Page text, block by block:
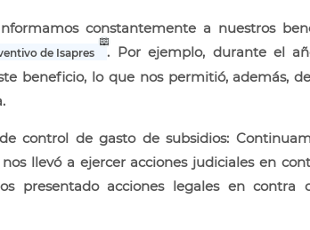
constantemente a nuestros
de Isapres
. Por ejemplo, durante el
beneficio, lo que nos permitió, además,
control de gasto de subsidios:
llevó a ejercer acciones judiciales en
presentado acciones legales en